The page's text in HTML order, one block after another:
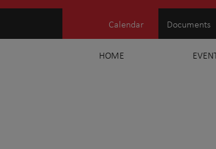
Calendar Documents
HOME